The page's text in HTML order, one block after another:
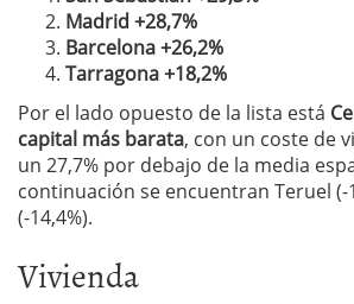
Madrid +28,7%
Barcelona +26,2%
Tarragona +18,2%
Por el lado opuesto de la lista está
capital más barata, con un coste de
un 27,7% por debajo de la media
continuación se encuentran Teruel (-
(-14,4%).
Vivienda